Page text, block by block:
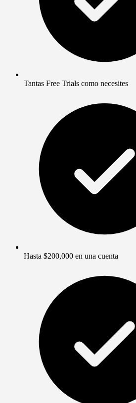
Tantas Free Trials como necesites
Hasta $200,000 en una cuenta